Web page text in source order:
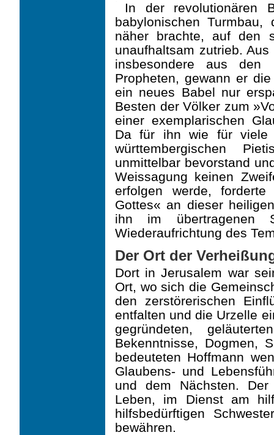
In der revolutionären
babylonischen
näher brachte, auf den
unaufhaltsam zutrieb.
insbesondere aus den
Propheten, gewann er
ein neues Babel nur
Besten der Völker zum
einer exemplarischen
Da für ihn wie für viele
württembergischen
unmittelbar bevorstand
Weissagung keinen
erfolgen werde,
Gottes« an dieser
ihn im übertragenen
Wiederaufrichtung des
Der Ort der
Dort in Jerusalem war
Ort, wo sich die
den zerstörerischen
entfalten und die Urzelle
gegründeten,
Bekenntnisse, Dogmen,
bedeuteten Hoffmann
Glaubens- und
und dem Nächsten.
Leben, im Dienst am
hilfsbedürftigen
bewähren.